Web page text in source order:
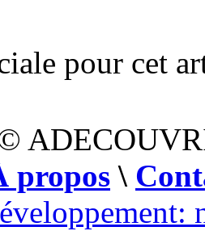
pour cet
propos \